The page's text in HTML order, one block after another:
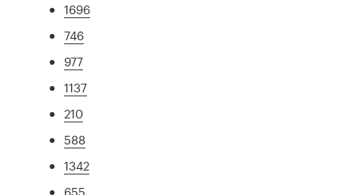
1696
746
977
1137
210
588
1342
655